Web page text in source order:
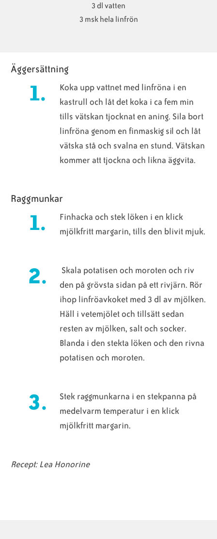
3 dl vatten
3 msk hela linfrön
Äggersättning
Koka upp vattnet med linfröna i en
kastrull och låt det koka i ca fem min
tills vätskan tjocknat en aning. Sila bort
linfröna genom en finmaskig sil och låt
vätska stå och svalna en stund. Vätskan
kommer att tjockna och likna äggvita.
Raggmunkar
Finhacka och stek löken i en klick
mjölkfritt margarin, tills den blivit mjuk.
Skala potatisen och moroten och riv
den på grövsta sidan på ett rivjärn. Rör
ihop linfröavkoket med 3 dl av mjölken.
Häll i vetemjölet och tillsätt sedan
resten av mjölken, salt och socker.
Blanda i den stekta löken och den rivna
potatisen och moroten.
Stek raggmunkarna i en stekpanna på
medelvarm temperatur i en klick
mjölkfritt margarin.
Recept: Lea Honorine